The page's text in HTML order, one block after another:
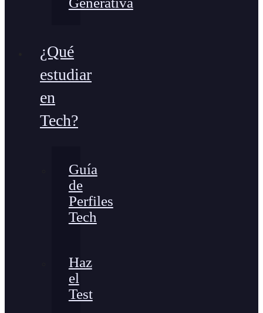
¿Qué
estudiar
en
Tech?
Guía
de
Perfiles
Tech
Haz
el
Test